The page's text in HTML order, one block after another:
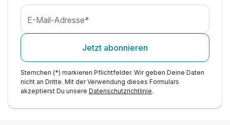
E-Mail-Adresse*
Jetzt abonnieren
Sternchen (*) markieren Pflichtfelder. Wir geben Deine Daten
nicht an Dritte. Mit der Verwendung dieses Formulars
akzeptierst Du unsere Datenschutzrichtlinie.